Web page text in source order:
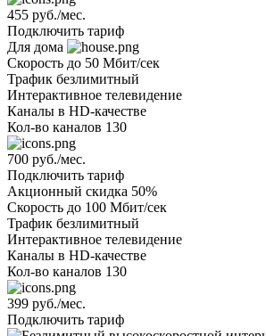
455 руб./мес.
Подключить тариф
Для дома
Скорость до 50 Мбит/сек
Трафик безлимитный
Интерактивное телевидение
Каналы в HD-качестве
Кол-во каналов 130
700 руб./мес.
Подключить тариф
Акционный скидка 50%
Скорость до 100 Мбит/сек
Трафик безлимитный
Интерактивное телевидение
Каналы в HD-качестве
Кол-во каналов 130
399 руб./мес.
Подключить тариф